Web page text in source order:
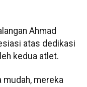
Ahmad
atas dedikasi
kedua atlet.
mudah, mereka